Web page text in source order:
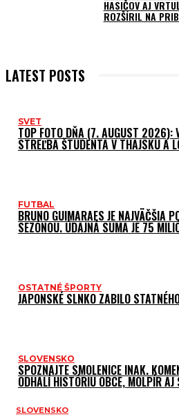
HASIČOV AJ
ROZŠÍRIL NA
LATEST POSTS
SVET
TOP FOTO DŇA (7. AUGUST 2026):
STREĽBA ŠTUDENTA V THAJSKU A
FUTBAL
BRUNO GUIMARAES JE NAJVÄČŠIA
SEZÓNOU. ÚDAJNÁ SUMA JE 75
OSTATNÉ ŠPORTY
JAPONSKÉ SLNKO ZABILO
SLOVENSKO
SPOZNAJTE SMOLENICE INAK.
ODHALÍ HISTÓRIU OBCE, MOLPÍR
SLOVENSKO